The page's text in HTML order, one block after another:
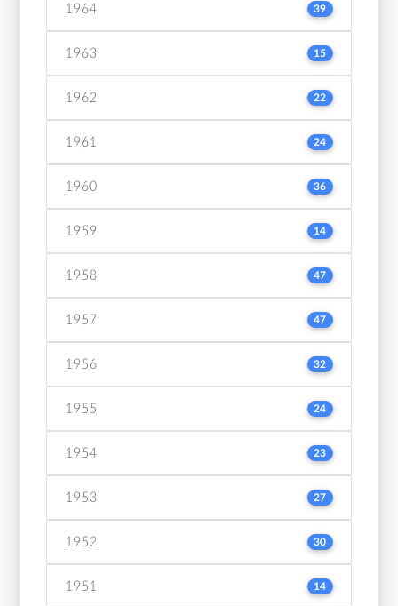
1964 39
1963 15
1962 22
1961 24
1960 36
1959 14
1958 47
1957 47
1956 32
1955 24
1954 23
1953 27
1952 30
1951 14